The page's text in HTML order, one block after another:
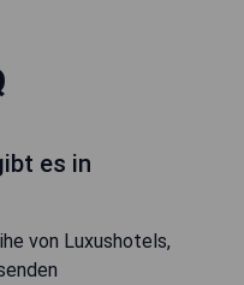
es in
von Luxushotels,